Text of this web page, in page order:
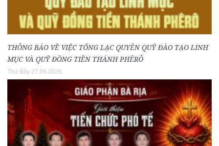
THÔNG BÁO VỀ VIỆC TỔNG LẠC QUYÊN QUỸ ĐÀO TẠO LINH
MỤC VÀ QUỸ ĐỒNG TIỀN THÁNH PHÊRÔ
Thứ Bảy 27.06.2026